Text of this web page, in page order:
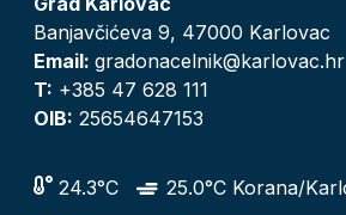
Banjavčićeva 9, 47000 Karlovac
Email: gradonacelnik@karlovac.hr
T: +385 47 628 111
OIB: 25654647153
24.3°C
25.0°C Korana/